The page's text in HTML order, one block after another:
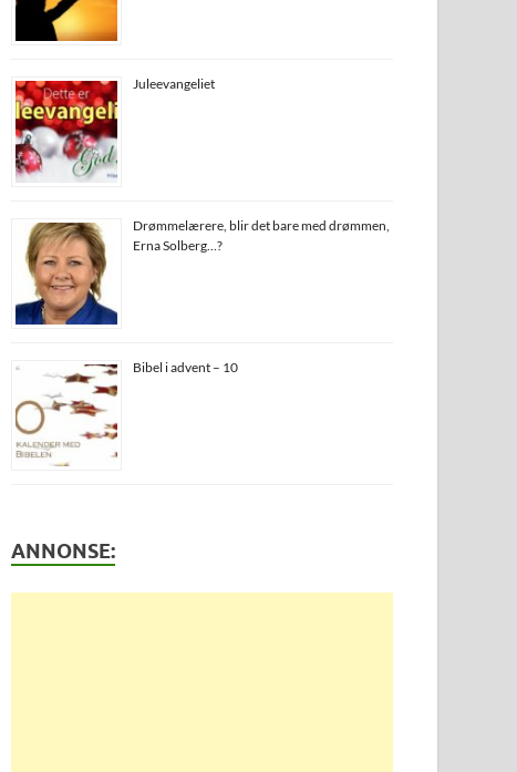
Juleevangeliet
Drømmelærere, blir det bare med drømmen,
Erna Solberg…?
Bibel i advent – 10
ANNONSE: